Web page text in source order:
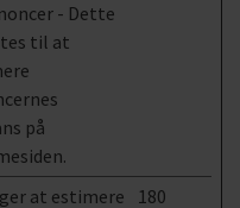
- Dette
til at
på
at estimere
180